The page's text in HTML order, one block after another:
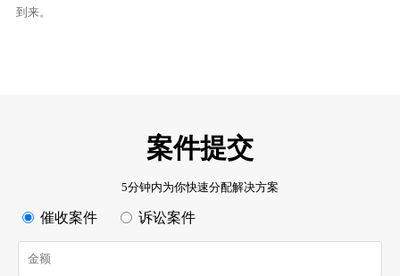
到来。
案件提交
5分钟内为你快速分配解决方案
催收案件 诉讼案件